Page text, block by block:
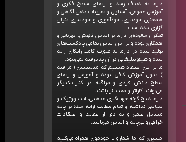
دارما به هدف رشد و ارتقای سطح فکری و
آموزشی عمومی، آشنایی و تمرینات ذهن آگاهی و
همچنین خودیاری، خودآموزی و خودسازی بنیان
گزاری شده است.
تفکر و شالوده‌ی دارما بر اساس دَهِش، مهربانی و
همکاری بوده و بر این اساس تمامی پادکست‌های
تولید شده در دارما به صورت کاملا رایگان ارایه
شده و هیچ تبلیغاتی در آن پذیرفته نمی‌شود.
ما بر این اعتقاد هستیم که مدیتیشن ( مراقبه
) بدون آموزش کافی نبوده و آموزش و ارتقای
سطح دانش فردی و مراقبه در کنار یکدیگر
می‌توانند کاراتر و مفید تر باشند.
دارما هیچ گونه جهت‌گیری مذهبی، ایدیولوژیک و
سیاسی نداشته و تمام مطالب ارایه شده بر پایه
مسایل علمی و به دور از عقاید و اعتقادات
خرافی و بی‌پایه و اساس می‌باشد.
مسیری که ما شمارو با خودمون همراه می‌کنیم